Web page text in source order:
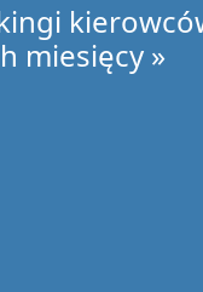
miesięcy »